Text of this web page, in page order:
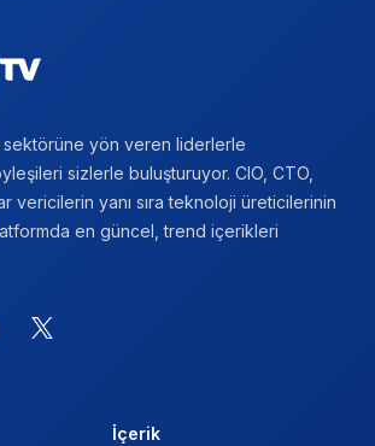
yön veren liderlerle
sizlerle buluşturuyor. CIO, CTO,
vericilerin yanı sıra teknoloji üreticilerinin
en güncel, trend içerikleri
X
İçerik